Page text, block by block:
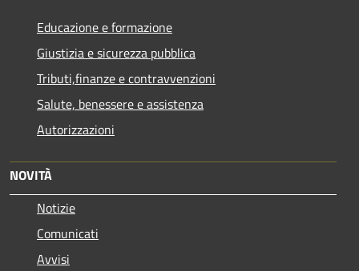
Educazione e formazione
Giustizia e sicurezza pubblica
Tributi,finanze e contravvenzioni
Salute, benessere e assistenza
Autorizzazioni
NOVITÀ
Notizie
Comunicati
Avvisi